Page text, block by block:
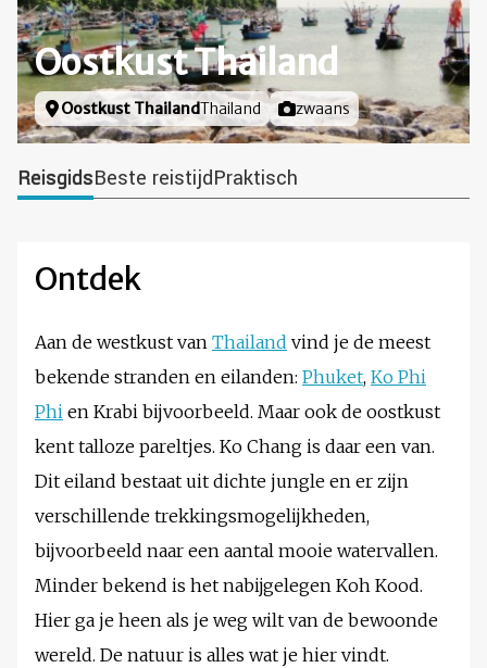
Oostkust Thailand
Locatie
Oostkust ThailandThailand Foto door
zwaans
ReisgidsBeste reistijdPraktisch
Ontdek
Aan de westkust van Thailand vind je de meest
bekende stranden en eilanden: Phuket, Ko Phi
Phi en Krabi bijvoorbeeld. Maar ook de oostkust
kent talloze pareltjes. Ko Chang is daar een van.
Dit eiland bestaat uit dichte jungle en er zijn
verschillende trekkingsmogelijkheden,
bijvoorbeeld naar een aantal mooie watervallen.
Minder bekend is het nabijgelegen Koh Kood.
Hier ga je heen als je weg wilt van de bewoonde
wereld. De natuur is alles wat je hier vindt.